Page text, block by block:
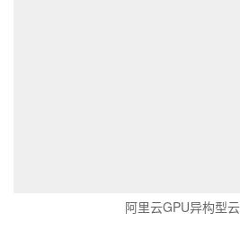
阿里云GPU异构型